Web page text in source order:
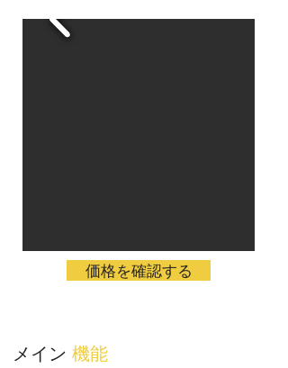
価格を確認する
メイン 機能